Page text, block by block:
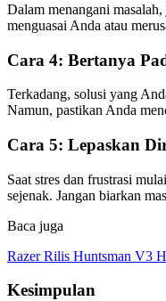
Dalam menangani
menguasai Anda atau
Cara 4: Bertanya
Terkadang, solusi yang
Namun, pastikan Anda
Cara 5: Lepaskan
Saat stres dan frustrasi
sejenak. Jangan biarkan
Baca juga
Razer Rilis Huntsman V3
Kesimpulan